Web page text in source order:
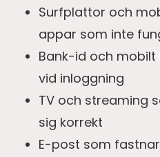
Surfplattor och
appar som inte
Bank-id och
vid inloggning
TV och streaming
sig korrekt
E-post som